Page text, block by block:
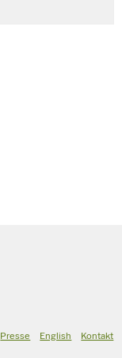
Presse English Kontakt